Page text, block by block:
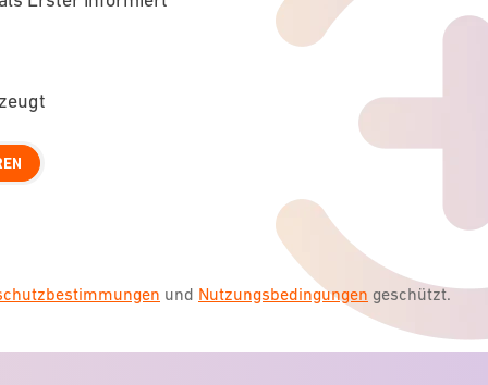
und Nutzungsbedingungen geschützt.